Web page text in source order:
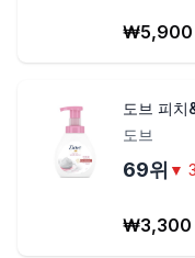
₩5,900
도브 피
도브
69위 ▼ 3
₩3,300